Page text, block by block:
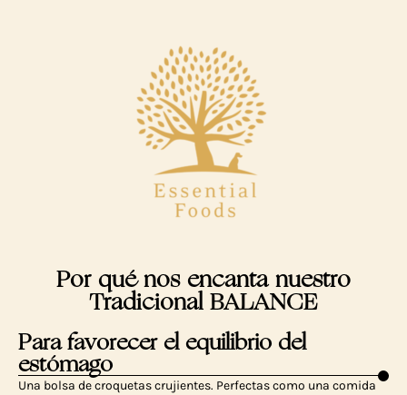
Por qué nos encanta nuestro
Tradicional BALANCE
Para favorecer el equilibrio del
estómago
Una bolsa de croquetas crujientes. Perfectas como una comida